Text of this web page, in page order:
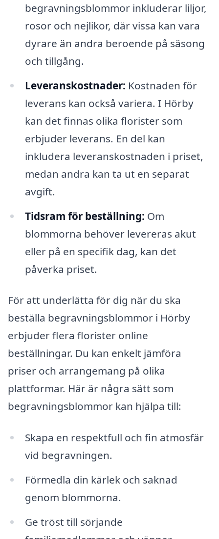
begravningsblommor inkluderar liljor,
rosor och nejlikor, där vissa kan vara
dyrare än andra beroende på säsong
och tillgång.
Leveranskostnader: Kostnaden för
leverans kan också variera. I Hörby
kan det finnas olika florister som
erbjuder leverans. En del kan
inkludera leveranskostnaden i priset,
medan andra kan ta ut en separat
avgift.
Tidsram för beställning: Om
blommorna behöver levereras akut
eller på en specifik dag, kan det
påverka priset.
För att underlätta för dig när du ska
beställa begravningsblommor i Hörby
erbjuder flera florister online
beställningar. Du kan enkelt jämföra
priser och arrangemang på olika
plattformar. Här är några sätt som
begravningsblommor kan hjälpa till:
Skapa en respektfull och fin atmosfär
vid begravningen.
Förmedla din kärlek och saknad
genom blommorna.
Ge tröst till sörjande